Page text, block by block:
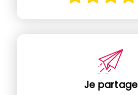
Je partage